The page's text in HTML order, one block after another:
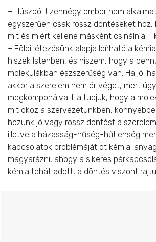
– Húszból tizennégy ember nem
egyszerűen csak rossz döntéseket hoz,
mit és miért kellene másként csinálnia –
– Földi létezésünk alapja leírható a
hiszek Istenben, és hiszem, hogy a
molekulákban észszerűség van. Ha jól
akkor a szerelem nem ér véget, mert
megkomponálva. Ha tudjuk, hogy a
mit okoz a szervezetünkben,
hozunk jó vagy rossz döntést a
illetve a házasság-hűség-hűtlenség
kapcsolatok problémáját öt kémiai
magyarázni, ahogy a sikeres
kémia tehát adott, a döntés viszont